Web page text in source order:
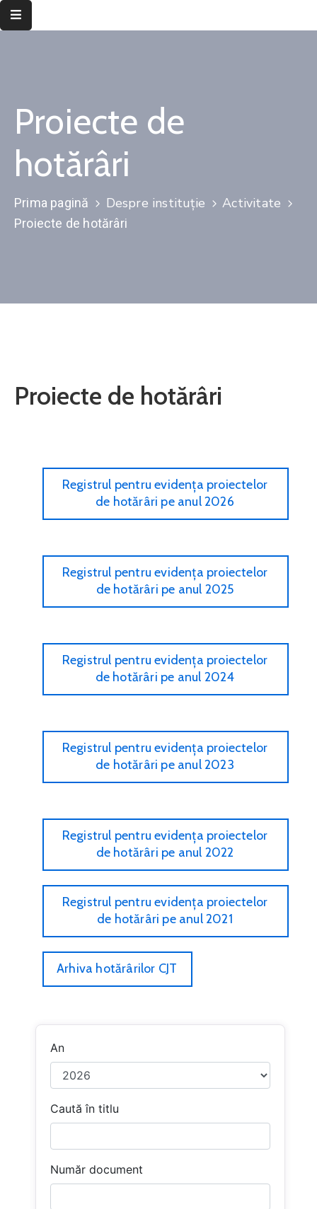
Informații
de
public
decizională
Oficial
Local
Proiecte de
hotărâri
Prima pagină Despre instituție Activitate
Proiecte de hotărâri
Proiecte de hotărâri
Registrul pentru evidența proiectelor
de hotărâri pe anul 2026
Registrul pentru evidența proiectelor
de hotărâri pe anul 2025
Registrul pentru evidența proiectelor
de hotărâri pe anul 2024
Registrul pentru evidența proiectelor
de hotărâri pe anul 2023
Registrul pentru evidența proiectelor
de hotărâri pe anul 2022
Registrul pentru evidența proiectelor
de hotărâri pe anul 2021
Arhiva hotărârilor CJT